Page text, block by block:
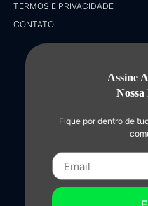
TERMOS E PRIVACIDADE
CONTATO
Assine
Fique por dentro de